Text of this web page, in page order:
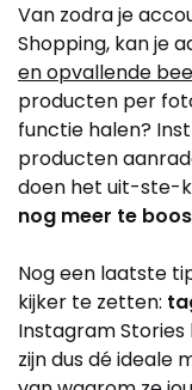
Van zodra je
Shopping, kan je
en opvallende
producten per
functie halen?
producten
doen het uit-ste-
nog meer te
Nog een laatste
kijker te zetten:
Instagram
zijn dus dé ideale